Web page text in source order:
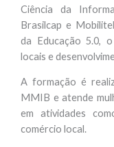
Ciência da
Brasilcap e
da Educação 5.0,
locais e
A formação é
MMIB e atende
em atividades
comércio local.